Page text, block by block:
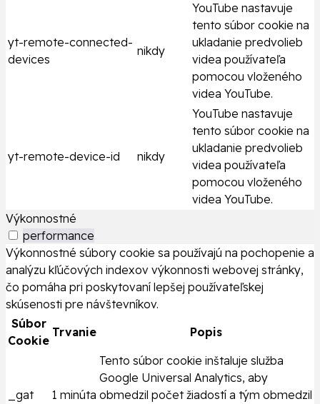
yt-remote-connected-
devices
nikdy
YouTube nastavuje
tento súbor cookie na
ukladanie predvolieb
videa používateľa
pomocou vloženého
videa YouTube.
yt-remote-device-id nikdy
YouTube nastavuje
tento súbor cookie na
ukladanie predvolieb
videa používateľa
pomocou vloženého
videa YouTube.
Výkonnostné
performance
Výkonnostné súbory cookie sa používajú na pochopenie a
analýzu kľúčových indexov výkonnosti webovej stránky,
čo pomáha pri poskytovaní lepšej používateľskej
skúsenosti pre návštevníkov.
Súbor
Cookie
Trvanie Popis
_gat 1 minúta
Tento súbor cookie inštaluje služba
Google Universal Analytics, aby
obmedzil počet žiadostí a tým obmedzil